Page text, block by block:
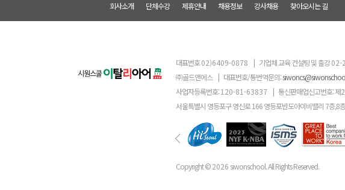
회사소개 단체수강 제휴안내 채용정보 강사채용 찾아오시는 길
대표번호02)6409-0878 | 기업체 교육 컨설팅 및 출강02-
㈜골드앤에스 | 대표번호/통번역문의:
사업자등록번호:120-81-63837 | 통신판매업신고번호: 제
서울특별시 영등포구 영신로 166 영등포반도아이비밸리 7층,8
Copyright ©2026 siwonschool. All Rights Reserved.